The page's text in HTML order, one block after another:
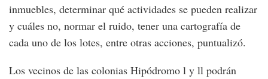
inmuebles, determinar qué actividades se pueden realizar
y cuáles no, normar el ruido, tener una cartografía de
cada uno de los lotes, entre otras acciones, puntualizó.
Los vecinos de las colonias Hipódromo l y ll podrán